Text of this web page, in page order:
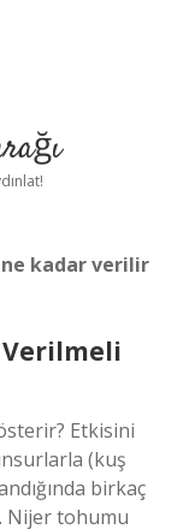
kadar verilir
Etkisini
(kuş
birkaç
Nijer tohumu